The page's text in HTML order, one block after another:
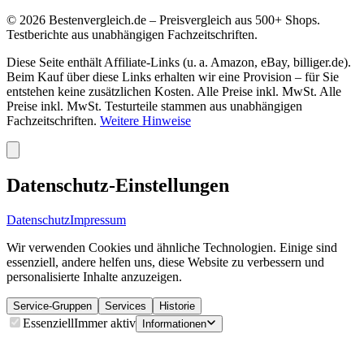
© 2026 Bestenvergleich.de – Preisvergleich aus 500+ Shops.
Testberichte aus unabhängigen Fachzeitschriften.
Diese Seite enthält Affiliate-Links (u. a. Amazon, eBay, billiger.de).
Beim Kauf über diese Links erhalten wir eine Provision – für Sie
entstehen keine zusätzlichen Kosten. Alle Preise inkl. MwSt. Alle
Preise inkl. MwSt. Testurteile stammen aus unabhängigen
Fachzeitschriften. Weitere Hinweise
Datenschutz-Einstellungen
DatenschutzImpressum
Wir verwenden Cookies und ähnliche Technologien. Einige sind
essenziell, andere helfen uns, diese Website zu verbessern und
personalisierte Inhalte anzuzeigen.
Service-Gruppen Services Historie
EssenziellImmer aktiv Informationen